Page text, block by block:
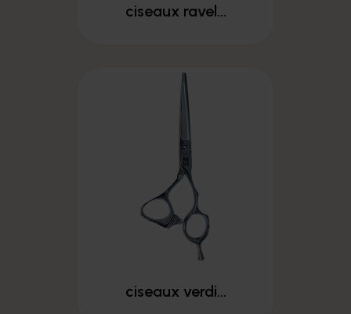
ciseaux ravel...
ciseaux verdi...